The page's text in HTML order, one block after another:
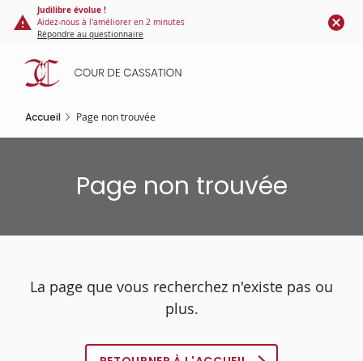
Panneau de gestion des cookies
contenu
principal
Judilibre évolue !
Aidez-nous à l'améliorer en 2 minutes
Répondre au questionnaire
Accueil Page non trouvée
Page non trouvée
La page que vous recherchez n'existe pas ou
plus.